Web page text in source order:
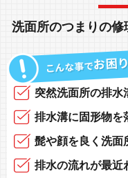
洗面所のつまりの修
突然洗面所の排水
排水溝に固形物を
髭や顔を良く洗面
排水の流れが最近